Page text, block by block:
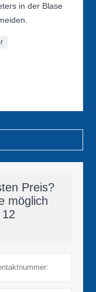
in der Blase
Preis?
möglich